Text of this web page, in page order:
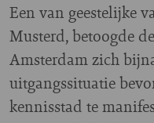
Een van geestelijke
Musterd, betoogde
Amsterdam zich
uitgangssituatie
kennisstad te